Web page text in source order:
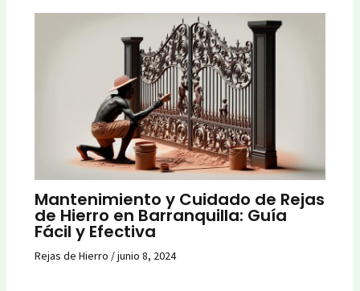
Mantenimiento y Cuidado de Rejas
de Hierro en Barranquilla: Guía
Fácil y Efectiva
Rejas de Hierro /junio 8, 2024